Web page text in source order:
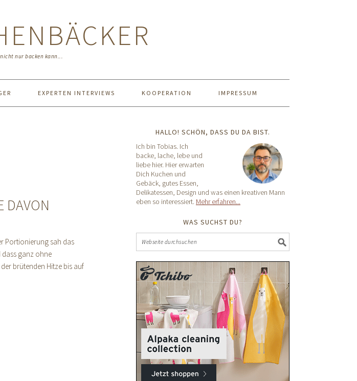
nur backen kann...
EXPERTEN INTERVIEWS KOOPERATION IMPRESSUM
DAVON
Portionierung sah das
dass ganz ohne
brütenden Hitze bis auf
HALLO! SCHÖN, DASS DU DA BIST.
Ich bin Tobias. Ich
backe, lache, lebe und
liebe hier. Hier erwarten
Dich Kuchen und
Gebäck, gutes Essen,
Delikatessen, Design und was einen kreativen Mann
eben so interessiert. Mehr erfahren...
WAS SUCHST DU?